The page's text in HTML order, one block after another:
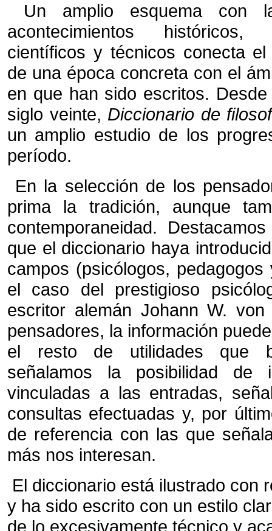
Un amplio esquema con
acontecimientos históricos,
científicos y técnicos conecta el
de una época concreta con el
en que han sido escritos.
siglo veinte, Diccionario de
un amplio estudio de los
período.
En la selección de los
prima la tradición, aunque
contemporaneidad.
que el diccionario haya
campos (psicólogos,
el caso del prestigioso
escritor alemán Johann W.
pensadores, la información
el resto de utilidades que
señalamos la posibilidad de
vinculadas a las entradas,
consultas efectuadas y, por
de referencia con las que
más nos interesan.
El diccionario está ilustrado con
y ha sido escrito con un estilo
de lo excesivamente técnico y